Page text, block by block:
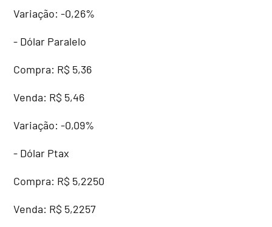
Variação: -0,26%
- Dólar Paralelo
Compra: R$ 5,36
Venda: R$ 5,46
Variação: -0,09%
- Dólar Ptax
Compra: R$ 5,2250
Venda: R$ 5,2257